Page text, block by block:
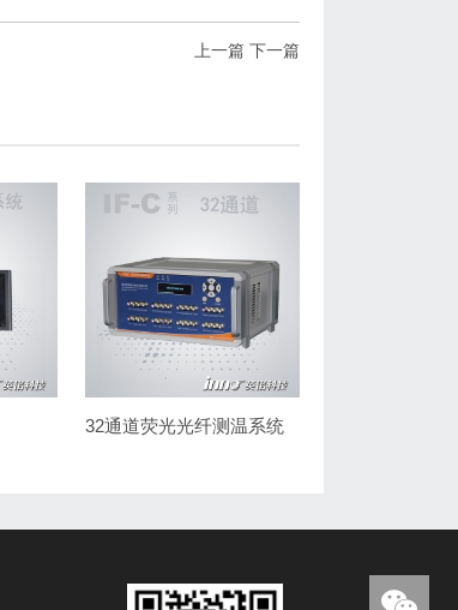
上一篇 下一篇
32通道荧光光纤测温系统